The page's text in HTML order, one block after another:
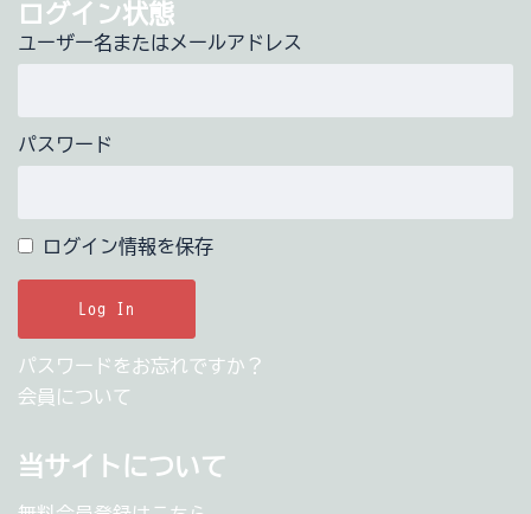
ログイン状態
ユーザー名またはメールアドレス
パスワード
ログイン情報を保存
パスワードをお忘れですか？
会員について
当サイトについて